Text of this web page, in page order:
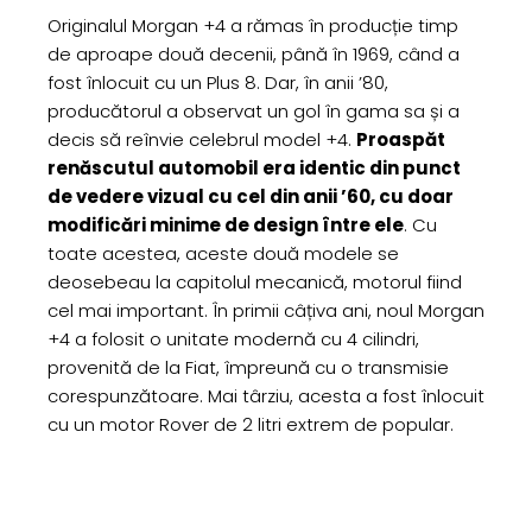
Originalul Morgan +4 a rămas în producție timp
de aproape două decenii, până în 1969, când a
fost înlocuit cu un Plus 8. Dar, în anii ’80,
producătorul a observat un gol în gama sa și a
decis să reînvie celebrul model +4. Proaspăt
renăscutul automobil era identic din punct
de vedere vizual cu cel din anii ’60, cu doar
modificări minime de design între ele. Cu
toate acestea, aceste două modele se
deosebeau la capitolul mecanică, motorul fiind
cel mai important. În primii câțiva ani, noul Morgan
+4 a folosit o unitate modernă cu 4 cilindri,
provenită de la Fiat, împreună cu o transmisie
corespunzătoare. Mai târziu, acesta a fost înlocuit
cu un motor Rover de 2 litri extrem de popular.